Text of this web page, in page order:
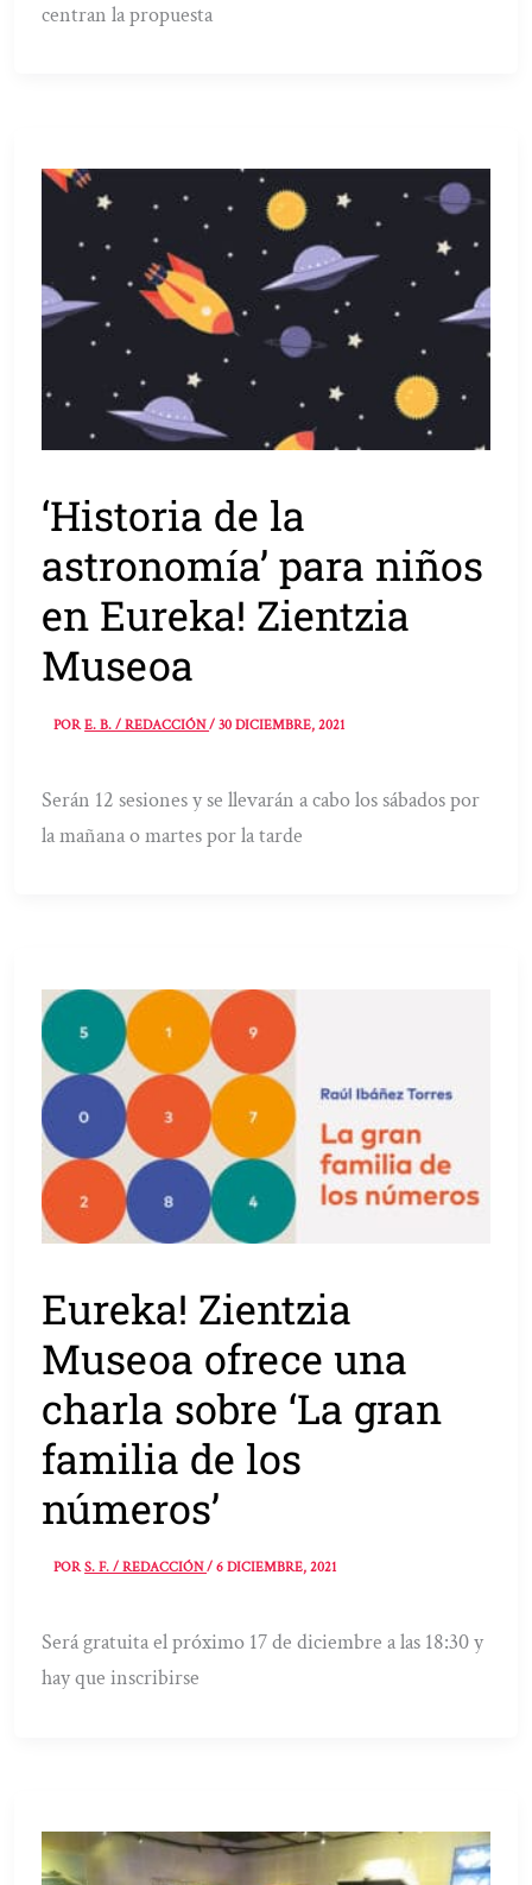
centran la propuesta
‘Historia de la
astronomía’ para niños
en Eureka! Zientzia
Museoa
PORE. B. / REDACCIÓN/30 DICIEMBRE, 2021
Serán 12 sesiones y se llevarán a cabo los sábados por
la mañana o martes por la tarde
Eureka! Zientzia
Museoa ofrece una
charla sobre ‘La gran
familia de los
números’
PORS. F. / REDACCIÓN/6 DICIEMBRE, 2021
Será gratuita el próximo 17 de diciembre a las 18:30 y
hay que inscribirse